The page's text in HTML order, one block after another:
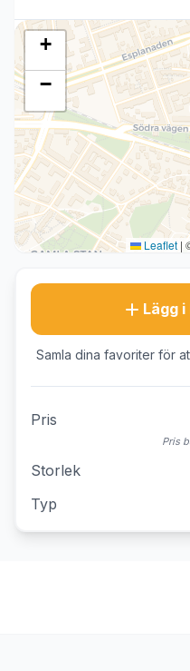
+
−
Leaflet |
Lägg
Samla dina favoriter för
Pris
Pris
Storlek
Typ